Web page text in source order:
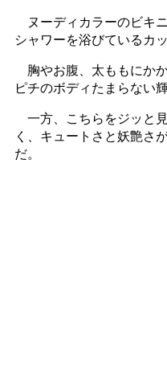
ヌーディカラーのビキ
シャワーを浴びているカッ
胸やお腹、太ももにか
ピチのボディたまらない
一方、こちらをジッと
く、キュートさと妖艶さ
だ。